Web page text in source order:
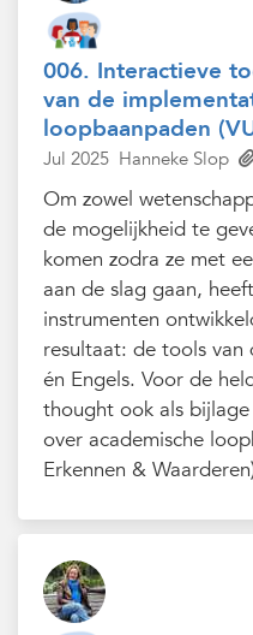
006. Interactieve
van de
loopbaanpaden
Jul 2025 Hanneke Slop
Om zowel
de mogelijkheid te
komen zodra ze met
aan de slag gaan,
instrumenten
resultaat: de tools van
én Engels. Voor de
thought ook als
over academische
Erkennen &